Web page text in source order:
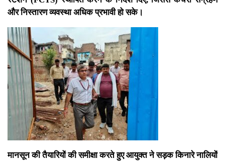
और निस्तारण व्यवस्था अधिक प्रभावी हो सके।
मानसून की तैयारियों की समीक्षा करते हुए आयुक्त ने सड़क किनारे नालियों